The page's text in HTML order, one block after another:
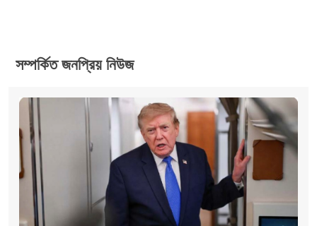
সম্পর্কিত জনপ্রিয় নিউজ